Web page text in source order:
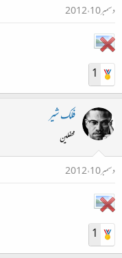
دسمبر 10، 2012
1
فلک شیر
محفلین
دسمبر 10، 2012
1